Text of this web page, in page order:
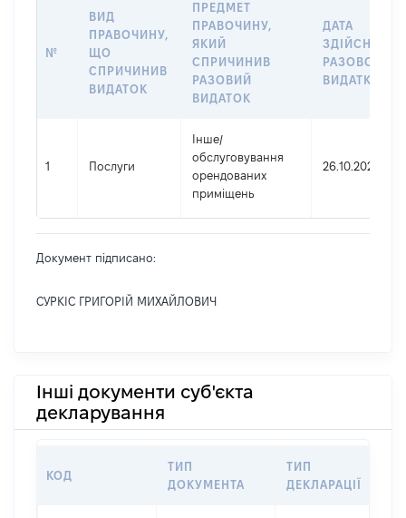
№
ВИД
ПРАВОЧИНУ,
ЩО
СПРИЧИНИВ
ВИДАТОК
ПРЕДМЕТ
ПРАВОЧИНУ,
ЯКИЙ
СПРИЧИНИВ
РАЗОВИЙ
ВИДАТОК
ДАТА
ЗДІЙСНЕННЯ
РАЗОВОГО
ВИДАТКУ
1 Послуги
Інше/
обслуговування
орендованих
приміщень
26.10.2022
Документ підписано:
СУРКІС ГРИГОРІЙ МИХАЙЛОВИЧ
Інші документи суб'єкта
декларування
КОД
ТИП
ДОКУМЕНТА
ТИП
ДЕКЛАРАЦІЇ